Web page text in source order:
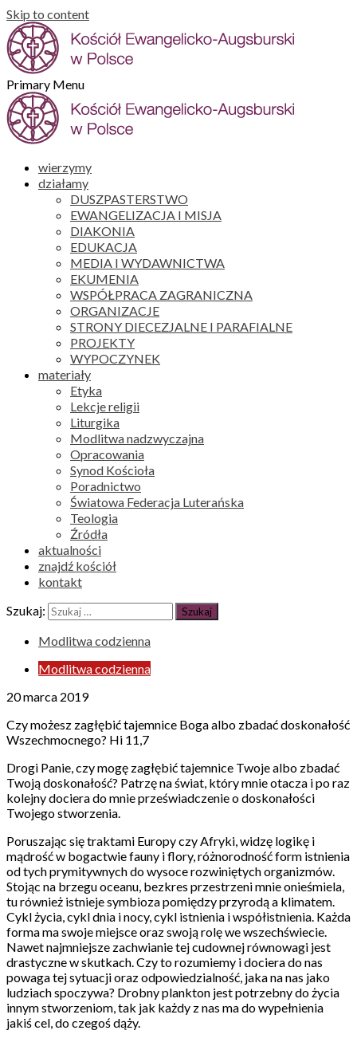
Skip to content
Primary Menu
wierzymy
działamy
DUSZPASTERSTWO
EWANGELIZACJA I MISJA
DIAKONIA
EDUKACJA
MEDIA I WYDAWNICTWA
EKUMENIA
WSPÓŁPRACA ZAGRANICZNA
ORGANIZACJE
STRONY DIECEZJALNE I PARAFIALNE
PROJEKTY
WYPOCZYNEK
materiały
Etyka
Lekcje religii
Liturgika
Modlitwa nadzwyczajna
Opracowania
Synod Kościoła
Poradnictwo
Światowa Federacja Luterańska
Teologia
Źródła
aktualności
znajdź kościół
kontakt
Szukaj:
Modlitwa codzienna
Modlitwa codzienna
20 marca 2019
Czy możesz zagłębić tajemnice Boga albo zbadać doskonałość
Wszechmocnego? Hi 11,7
Drogi Panie, czy mogę zagłębić tajemnice Twoje albo zbadać
Twoją doskonałość? Patrzę na świat, który mnie otacza i po raz
kolejny dociera do mnie przeświadczenie o doskonałości
Twojego stworzenia.
Poruszając się traktami Europy czy Afryki, widzę logikę i
mądrość w bogactwie fauny i flory, różnorodność form istnienia
od tych prymitywnych do wysoce rozwiniętych organizmów.
Stojąc na brzegu oceanu, bezkres przestrzeni mnie onieśmiela,
tu również istnieje symbioza pomiędzy przyrodą a klimatem.
Cykl życia, cykl dnia i nocy, cykl istnienia i współistnienia. Każda
forma ma swoje miejsce oraz swoją rolę we wszechświecie.
Nawet najmniejsze zachwianie tej cudownej równowagi jest
drastyczne w skutkach. Czy to rozumiemy i dociera do nas
powaga tej sytuacji oraz odpowiedzialność, jaka na nas jako
ludziach spoczywa? Drobny plankton jest potrzebny do życia
innym stworzeniom, tak jak każdy z nas ma do wypełnienia
jakiś cel, do czegoś dąży.